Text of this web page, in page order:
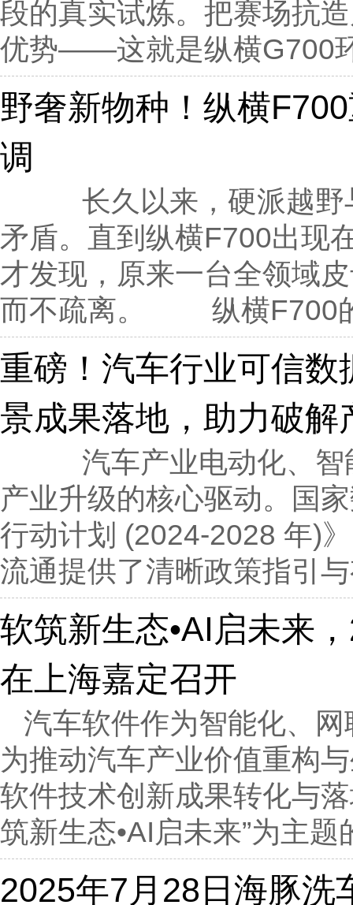
段的真实试炼。把赛场抗
优势——这就是纵横G700
野奢新物种！纵横
调
长久以来，硬派越野
矛盾。直到纵横F700出现
才发现，原来一台全领域
而不疏离。 纵横F700
重磅！汽车行业可信
景成果落地，助力破解
汽车产业电动化、智
产业升级的核心驱动。国
行动计划 (2024-2028 年)
流通提供了清晰政策指
软筑新生态•AI启未来
在上海嘉定召开
汽车软件作为智能化、
为推动汽车产业价值重构
软件技术创新成果转化与
筑新生态•AI启未来”为主
2025年7月28日海豚洗